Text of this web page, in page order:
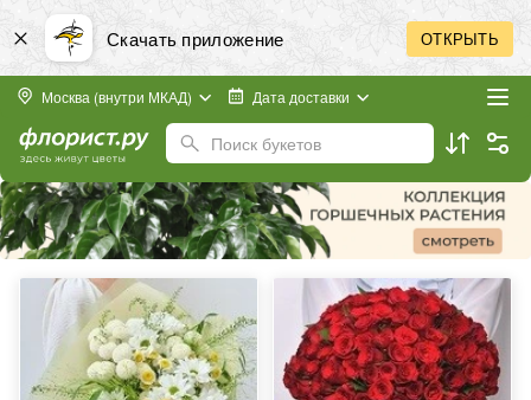
Скачать приложение ОТКРЫТЬ
Москва (внутри МКАД) Дата доставки
Поиск букетов